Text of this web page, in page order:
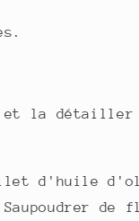
et la détailler
filet d'huile
de